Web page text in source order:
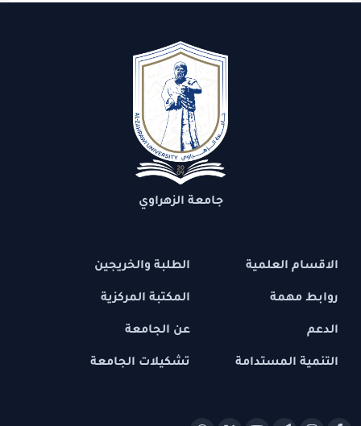
جامعة الزهراوي
الاقسام العلمية
روابط مهمة
الدعم
التنمية المستدامة
الطلبة والخريجين
المكتبة المركزية
عن الجامعة
تشكيلات الجامعة